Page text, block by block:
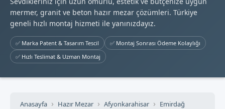
mermer, granit ve beton hazır mezar çözümleri. Türkiye
geneli hızlı montaj hizmeti ile yanınızdayız.
✅ Marka Patent & Tasarım Tescil
✅ Montaj Sonrası Ödeme Kolaylığı
✅ Hızlı Teslimat & Uzman Montaj
Anasayfa Hazır Mezar Afyonkarahisar
Emirdağ